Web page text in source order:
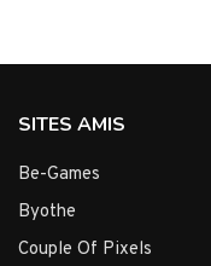
SITES AMIS
Be-Games
Byothe
Couple Of Pixels